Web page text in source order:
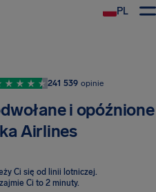
PL
241 539 opinie
i opóźnione
Airlines
Ci się od linii lotniczej.
Ci to 2 minuty.